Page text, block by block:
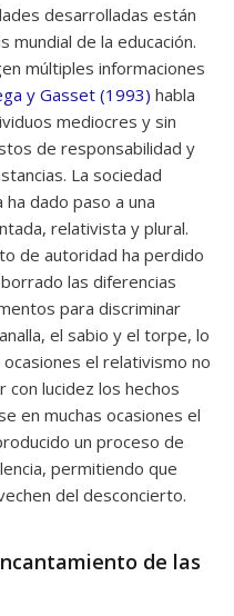
desarrolladas están
mundial de la educación.
múltiples informaciones
y Gasset (1993) habla
mediocres y sin
de responsabilidad y
La sociedad
dado paso a una
relativista y plural.
de autoridad ha perdido
las diferencias
para discriminar
el sabio y el torpe, lo
el relativismo no
lucidez los hechos
en muchas ocasiones el
un proceso de
permitiendo que
del desconcierto.
de las